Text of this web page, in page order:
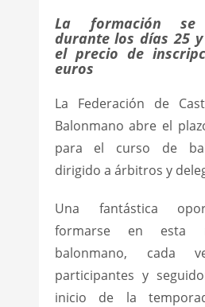
La formación se
durante los días 25
el precio de
euros
La Federación de
Balonmano abre el
para el curso de
dirigido a árbitros y
Una fantástica
formarse en esta
balonmano, cada
participantes y
inicio de la